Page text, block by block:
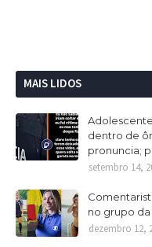
MAIS LIDOS
dentro de
pronuncia;
setembro 14,
no grupo da
dezembro 12,